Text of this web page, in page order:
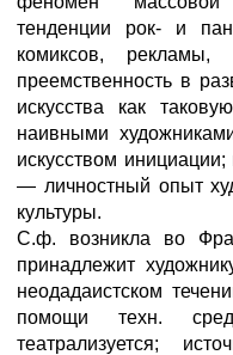
тенденции рок- и
комиксов,
преемственность в
искусства как
наивными
искусством
— личностный опыт
культуры.
С.ф. возникла во
принадлежит
неодадаистском
помощи техн.
театрализуется;